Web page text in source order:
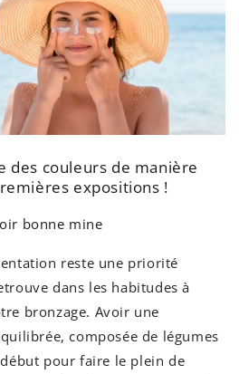
des couleurs de manière
expositions !
bonne mine
reste une priorité
dans les habitudes à
bronzage. Avoir une
composée de légumes
pour faire le plein de